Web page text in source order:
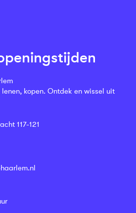
lenen, kopen. Ontdek en wissel uit
117-121